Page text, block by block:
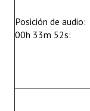
Posición de audio:
00h 33m 52s: